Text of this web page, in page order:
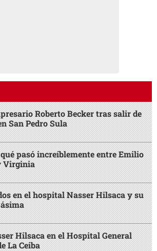
Roberto Becker tras salir de
San Pedro Sula
pasó increíblemente entre Emilio
Virginia
en el hospital Nasser Hilsaca y su
Hilsaca en el Hospital General
La Ceiba